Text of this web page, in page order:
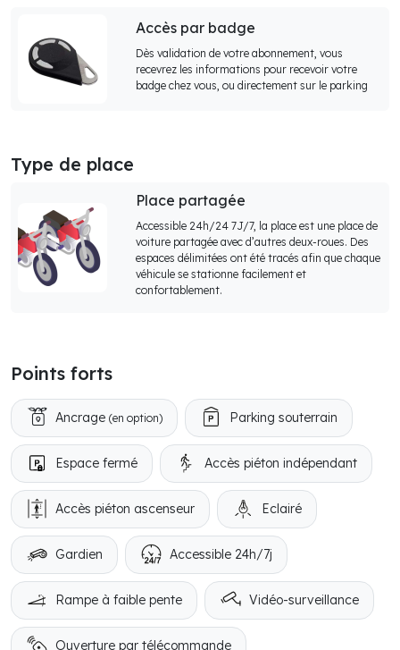
Accès par badge
Dès validation de votre abonnement, vous
recevrez les informations pour recevoir votre
badge chez vous, ou directement sur le parking
Type de place
Place partagée
Accessible 24h/24 7J/7, la place est une place de
voiture partagée avec d’autres deux-roues. Des
espaces délimitées ont été tracés afin que chaque
véhicule se stationne facilement et
confortablement.
Points forts
Ancrage (en option) Parking souterrain
Espace fermé Accès piéton indépendant
Accès piéton ascenseur Eclairé
Gardien Accessible 24h/7j
Rampe à faible pente Vidéo-surveillance
Ouverture par télécommande